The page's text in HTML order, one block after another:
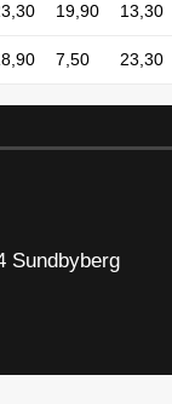
19,90 13,30
7,50 23,30
Sundbyberg